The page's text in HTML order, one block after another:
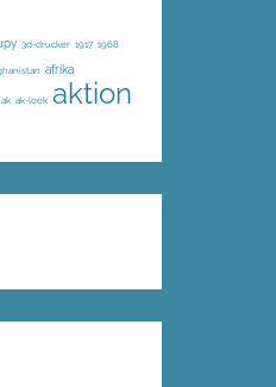
3d-drucker 1917 1968
afrika
ak ak-loek aktion